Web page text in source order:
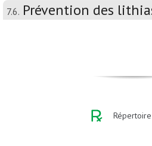
7.6. Prévention des
Répertoire